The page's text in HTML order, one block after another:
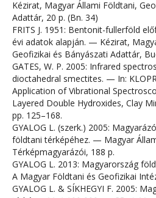
Kézirat, Magyar Állami Földtani,
Adattár, 20 p. (Bn. 34)
FRITS J. 1951: Bentonit-fullerföld
évi adatok alapján. — Kézirat,
Geofizikai és Bányászati Adattár,
GATES, W. P. 2005: Infrared
dioctahedral smectites. — In:
Application of Vibrational
Layered Double Hydroxides, Clay
pp. 125–168.
GYALOG L. (szerk.) 2005:
földtani térképéhez. — Magyar
Térképmagyarázói, 188 p.
GYALOG L. 2013: Magyarország
A Magyar Földtani és Geofizikai
GYALOG L. & SÍKHEGYI F. 2005: